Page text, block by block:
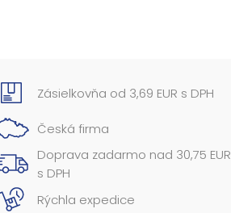
ňou neostali žiadne vzduchové bubliny.
Zásielkovňa od 3,69 EUR s DPH
Česká firma
Doprava zadarmo nad 30,75 EUR
s DPH
Rýchla expedice